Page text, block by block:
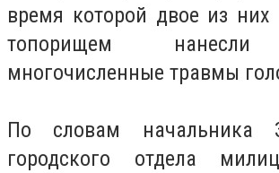
время которой двое из
топорищем нанесли
многочисленные травмы
По словам начальника
городского отдела